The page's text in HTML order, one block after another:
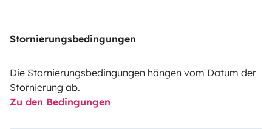
Stornierungsbedingungen
Die Stornierungsbedingungen hängen vom Datum der
Stornierung ab.
Zu den Bedingungen